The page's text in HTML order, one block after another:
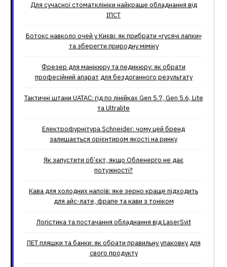
Для сучасної стоматклініки найкраще обладнання від
ІПСТ
Ботокс навколо очей у Києві: як прибрати «гусячі лапки»
та зберегти природну міміку
Фрезер для манікюру та педикюру: як обрати
професійний апарат для бездоганного результату
Тактичні штани UATAC: гід по лінійках Gen 5.7, Gen 5.6, Lite
та Ultralite
Електрофурнітура Schneider: чому цей бренд
залишається орієнтиром якості на ринку
Як запустити об’єкт, якщо Обленерго не дає
потужності?
Кава для холодних напоїв: яке зерно краще підходить
для айс-лате, фрапе та кави з тоніком
Логістика та постачання обладнання від LaserSvit
ПЕТ пляшки та банки: як обрати правильну упаковку для
свого продукту